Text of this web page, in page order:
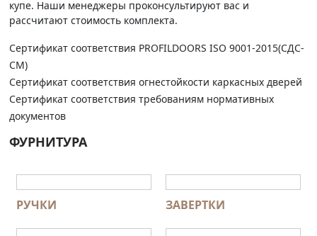
купе. Наши менеджеры проконсультируют вас и
рассчитают стоимость комплекта.
Сертификат соответствия PROFILDOORS ISO 9001-2015(СДС-
СМ)
Сертификат соответствия огнестойкости каркасных дверей
Сертификат соответствия требованиям нормативных
документов
ФУРНИТУРА
РУЧКИ ЗАВЕРТКИ